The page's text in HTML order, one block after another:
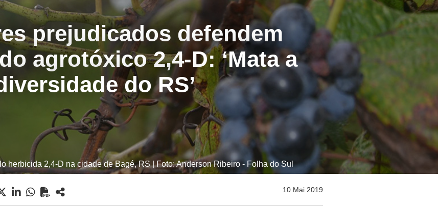
prejudicados defendem
agrotóxico 2,4-D: ‘Mata a
do RS’
herbicida 2,4-D na cidade de Bagé, RS | Foto: Anderson Ribeiro - Folha do Sul
10 Mai 2019